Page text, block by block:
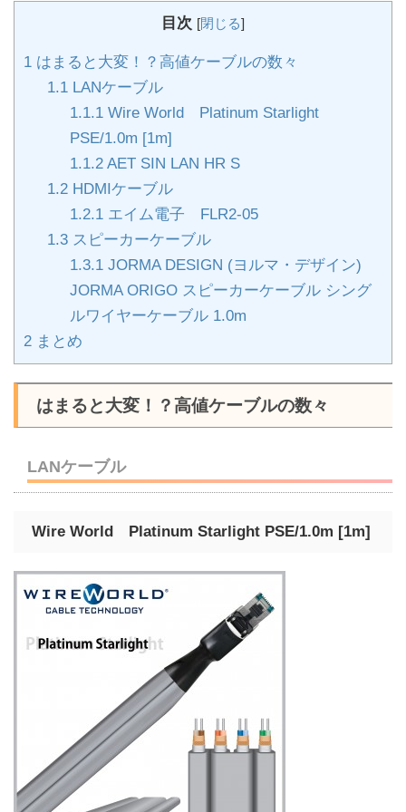
目次 [閉じる]
1 はまると大変！？高値ケーブルの数々
1.1LANケーブル
1.1.1 Wire World Platinum Starlight
PSE/1.0m [1m]
1.1.2 AET SIN LAN HR S
1.2HDMIケーブル
1.2.1 エイム電子 FLR2-05
1.3スピーカーケーブル
1.3.1 JORMA DESIGN (ヨルマ・デザイン)
JORMA ORIGO スピーカーケーブル シング
ルワイヤーケーブル 1.0m
2 まとめ
はまると大変！？高値ケーブルの数々
LANケーブル
Wire World Platinum Starlight PSE/1.0m [1m]